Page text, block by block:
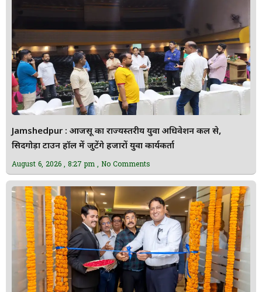
Jamshedpur : आजसू का राज्यस्तरीय युवा अधिवेशन कल से,
सिदगोड़ा टाउन हॉल में जुटेंगे हजारों युवा कार्यकर्ता
August 6, 2026 8:27 pm No Comments